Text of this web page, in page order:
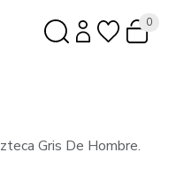
0
Gris De Hombre.